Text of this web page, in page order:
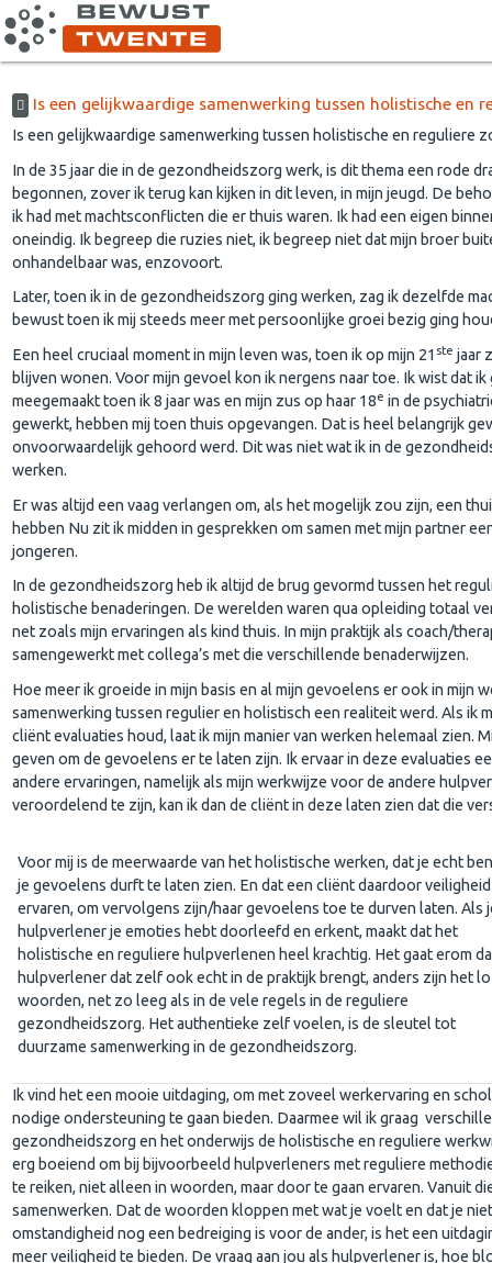
Is een gelijkwaardige samenwerking tussen holistische en
Is een gelijkwaardige samenwerking tussen holistische en reguliere
In de 35 jaar die in de gezondheidszorg werk, is dit thema een rode
begonnen, zover ik terug kan kijken in dit leven, in mijn jeugd. De
ik had met machtsconflicten die er thuis waren. Ik had een eigen
oneindig. Ik begreep die ruzies niet, ik begreep niet dat mijn broer
onhandelbaar was, enzovoort.
Later, toen ik in de gezondheidszorg ging werken, zag ik dezelfde
bewust toen ik mij steeds meer met persoonlijke groei bezig ging
Een heel cruciaal moment in mijn leven was, toen ik op mijn 21 ste jaar
blijven wonen. Voor mijn gevoel kon ik nergens naar toe. Ik wist dat
meegemaakt toen ik 8 jaar was en mijn zus op haar 18e in de
gewerkt, hebben mij toen thuis opgevangen. Dat is heel belangrijk
onvoorwaardelijk gehoord werd. Dit was niet wat ik in de
werken.
Er was altijd een vaag verlangen om, als het mogelijk zou zijn, een
hebben Nu zit ik midden in gesprekken om samen met mijn partner
jongeren.
In de gezondheidszorg heb ik altijd de brug gevormd tussen het
holistische benaderingen. De werelden waren qua opleiding totaal
net zoals mijn ervaringen als kind thuis. In mijn praktijk als coach/
samengewerkt met collega’s met die verschillende benaderwijzen.
Hoe meer ik groeide in mijn basis en al mijn gevoelens er ook in mijn
samenwerking tussen regulier en holistisch een realiteit werd. Als ik
cliënt evaluaties houd, laat ik mijn manier van werken helemaal zien.
geven om de gevoelens er te laten zijn. Ik ervaar in deze evaluaties
andere ervaringen, namelijk als mijn werkwijze voor de andere
veroordelend te zijn, kan ik dan de cliënt in deze laten zien dat die
Voor mij is de meerwaarde van het holistische werken, dat je echt
je gevoelens durft te laten zien. En dat een cliënt daardoor
ervaren, om vervolgens zijn/haar gevoelens toe te durven laten. Als
hulpverlener je emoties hebt doorleefd en erkent, maakt dat het
holistische en reguliere hulpverlenen heel krachtig. Het gaat erom
hulpverlener dat zelf ook echt in de praktijk brengt, anders zijn het
woorden, net zo leeg als in de vele regels in de reguliere
gezondheidszorg. Het authentieke zelf voelen, is de sleutel tot
duurzame samenwerking in de gezondheidszorg.
Ik vind het een mooie uitdaging, om met zoveel werkervaring en
nodige ondersteuning te gaan bieden. Daarmee wil ik graag
gezondheidszorg en het onderwijs de holistische en reguliere
erg boeiend om bij bijvoorbeeld hulpverleners met reguliere
te reiken, niet alleen in woorden, maar door te gaan ervaren. Vanuit
samenwerken. Dat de woorden kloppen met wat je voelt en dat je
omstandigheid nog een bedreiging is voor de ander, is het een
meer veiligheid te bieden. De vraag aan jou als hulpverlener is, hoe